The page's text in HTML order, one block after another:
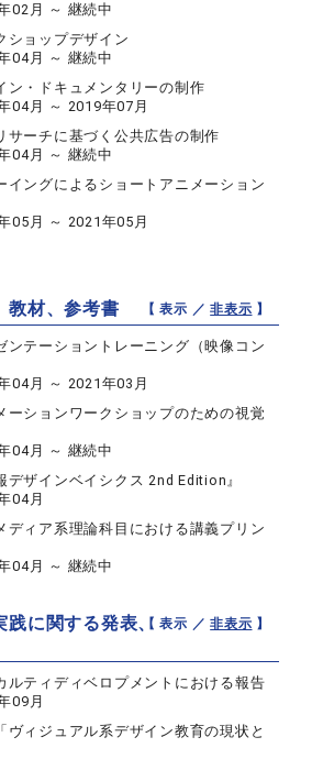
02月 ～ 継続中
ショップデザイン
04月 ～ 継続中
ン・ドキュメンタリーの制作
04月 ～ 2019年07月
サーチに基づく公共広告の制作
04月 ～ 継続中
イングによるショートアニメーション
05月 ～ 2021年05月
教材、参考書 【 表示 ／非表示 】
ンテーショントレーニング（映像コン
04月 ～ 2021年03月
ーションワークショップのための視覚
04月 ～ 継続中
デザインベイシクス 2nd Edition』
04月
ディア系理論科目における講義プリン
04月 ～ 継続中
践に関する発表、【 表示 ／非表示 】
ルティディベロプメントにおける報告
09月
ヴィジュアル系デザイン教育の現状と